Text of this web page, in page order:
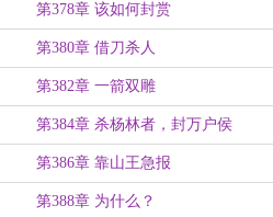
第378章 该如何封赏
第380章 借刀杀人
第382章 一箭双雕
第384章 杀杨林者，封万户侯
第386章 靠山王急报
第388章 为什么？